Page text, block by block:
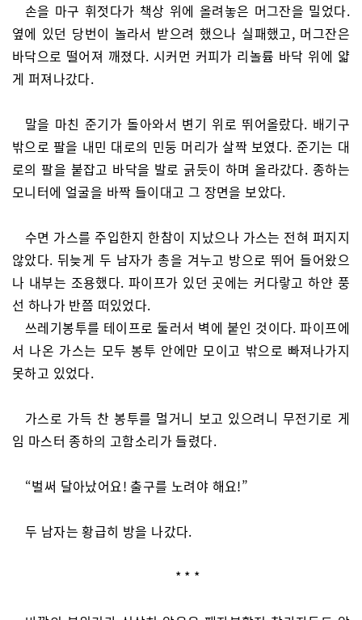
손을 마구 휘젓다가 책상 위에 올려놓은 머그잔을 밀었다.
옆에 있던 당번이 놀라서 받으려 했으나 실패했고, 머그잔은
바닥으로 떨어져 깨졌다. 시커먼 커피가 리놀륨 바닥 위에 얇
게 퍼져나갔다.
말을 마친 준기가 돌아와서 변기 위로 뛰어올랐다. 배기구
밖으로 팔을 내민 대로의 민둥 머리가 살짝 보였다. 준기는 대
로의 팔을 붙잡고 바닥을 발로 긁듯이 하며 올라갔다. 종하는
모니터에 얼굴을 바짝 들이대고 그 장면을 보았다.
수면 가스를 주입한지 한참이 지났으나 가스는 전혀 퍼지지
않았다. 뒤늦게 두 남자가 총을 겨누고 방으로 뛰어 들어왔으
나 내부는 조용했다. 파이프가 있던 곳에는 커다랗고 하얀 풍
선 하나가 반쯤 떠있었다.
쓰레기봉투를 테이프로 둘러서 벽에 붙인 것이다. 파이프에
서 나온 가스는 모두 봉투 안에만 모이고 밖으로 빠져나가지
못하고 있었다.
가스로 가득 찬 봉투를 멀거니 보고 있으려니 무전기로 게
임 마스터 종하의 고함소리가 들렸다.
“벌써 달아났어요! 출구를 노려야 해요!”
두 남자는 황급히 방을 나갔다.
* * *